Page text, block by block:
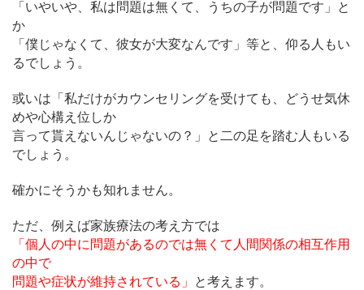
「いやいや、私は問題は無くて、うちの子が問題です」と
か
「僕じゃなくて、彼女が大変なんです」等と、仰る人もい
るでしょう。
或いは「私だけがカウンセリングを受けても、どうせ気休
めや心構え位しか
言って貰えないんじゃないの？」と二の足を踏む人もいる
でしょう。
確かにそうかも知れません。
ただ、例えば家族療法の考え方では
「個人の中に問題があるのでは無くて人間関係の相互作用
の中で
問題や症状が維持されている」
と考えます。